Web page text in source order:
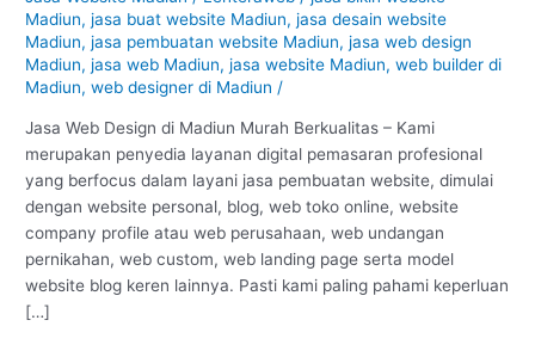
Madiun,jasa buat website Madiun,jasa desain website
Madiun,jasa pembuatan website Madiun,jasa web design
Madiun,jasa web Madiun,jasa website Madiun,web builder di
Madiun,web designer di Madiun /
Jasa Web Design di Madiun Murah Berkualitas – Kami
merupakan penyedia layanan digital pemasaran profesional
yang berfocus dalam layani jasa pembuatan website, dimulai
dengan website personal, blog, web toko online, website
company profile atau web perusahaan, web undangan
pernikahan, web custom, web landing page serta model
website blog keren lainnya. Pasti kami paling pahami keperluan
[…]
Madiun
–
Madiun
: